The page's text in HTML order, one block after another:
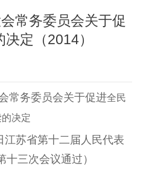
常务委员会关于促
定（2014）
常务委员会关于促进全民
的决定
江苏省第十二届人民代表
三次会议通过）